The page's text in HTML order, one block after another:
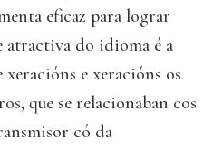
eficaz para lograr
atractiva do idioma é a
e xeracións os
que se relacionaban cos
có da